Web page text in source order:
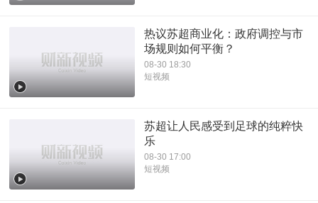
热议苏超商业化：政府调控与市
场规则如何平衡？
08-30 18:30
短视频
苏超让人民感受到足球的纯粹快
乐
08-30 17:00
短视频